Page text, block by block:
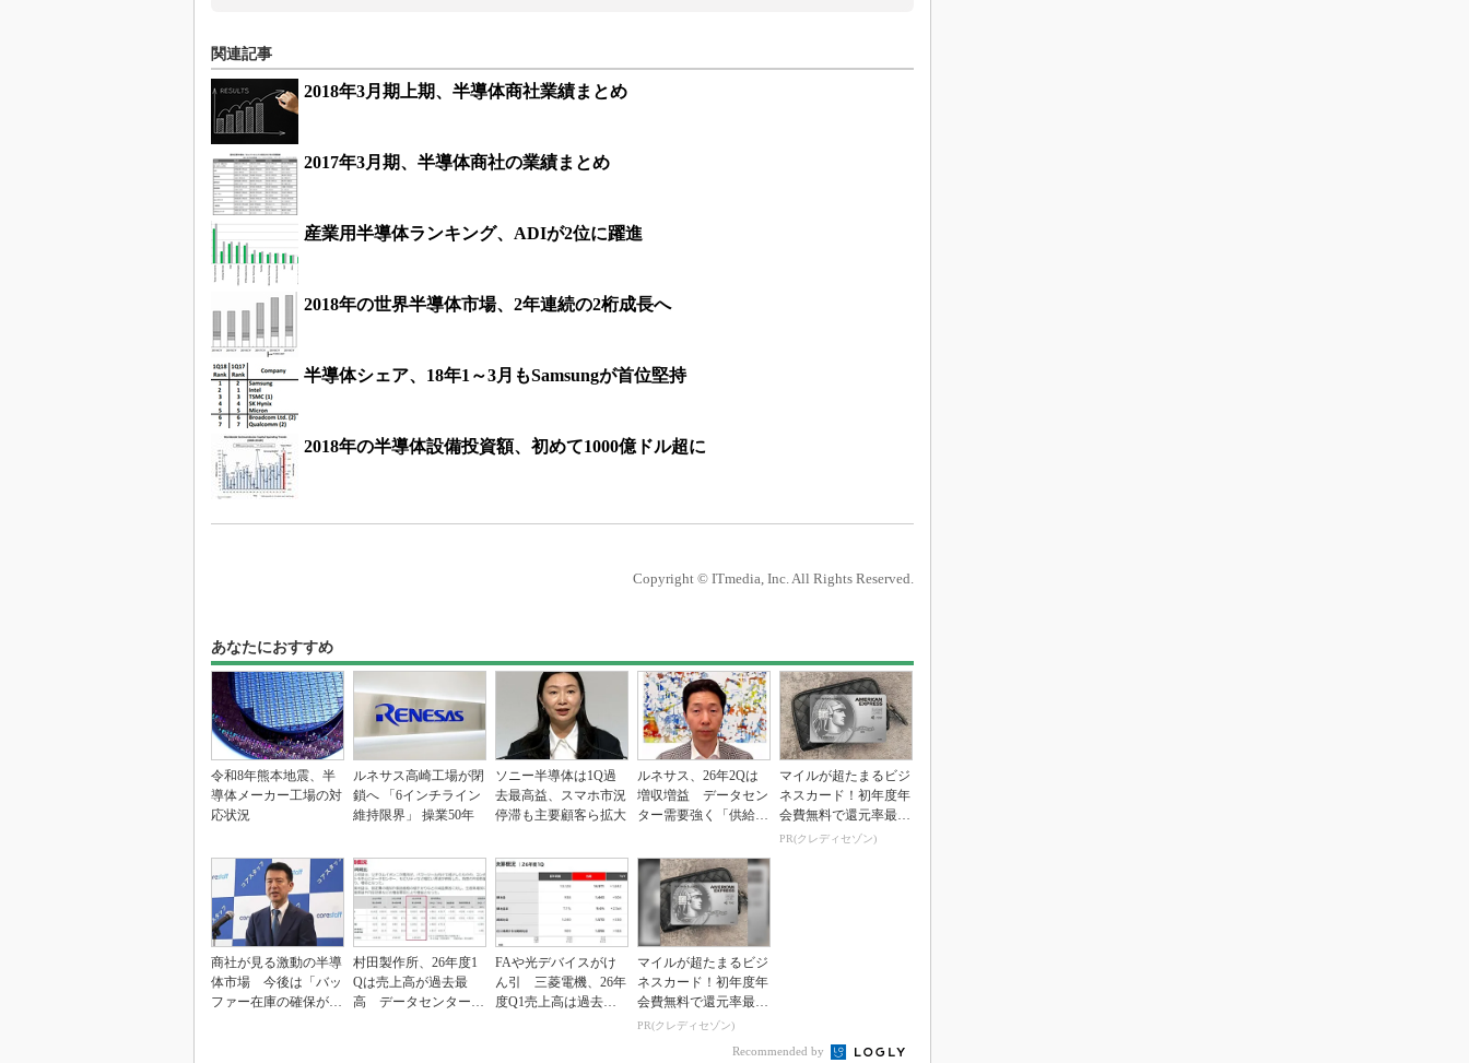
関連記事
2018年3月期上期、半導体商社業績まとめ
2017年3月期、半導体商社の業績まとめ
産業用半導体ランキング、ADIが2位に躍進
2018年の世界半導体市場、2年連続の2桁成長へ
半導体シェア、18年1～3月もSamsungが首位堅持
2018年の半導体設備投資額、初めて1000億ドル超に
Copyright © ITmedia, Inc. All Rights Reserved.
あなたにおすすめ
令和8年熊本地震、半
導体メーカー工場の対
応状況
ルネサス高崎工場が閉
鎖へ 「6インチライン
維持限界」 操業50年
ソニー半導体は1Q過
去最高益、スマホ市況
停滞も主要顧客ら拡大
ルネサス、26年2Qは
増収増益 データセン
ター需要強く「供給は
マイルが超たまるビジ
ネスカード！初年度年
会費無料で還元率最大
1.125%
PR(クレディセゾン)
商社が見る激動の半導
体市場 今後は「バッ
ファー在庫の確保が重
村田製作所、26年度1
Qは売上高が過去最
高 データセンター関
FAや光デバイスがけ
ん引 三菱電機、26年
度Q1売上高は過去最
マイルが超たまるビジ
ネスカード！初年度年
会費無料で還元率最大
1.125%
PR(クレディセゾン)
Recommended by